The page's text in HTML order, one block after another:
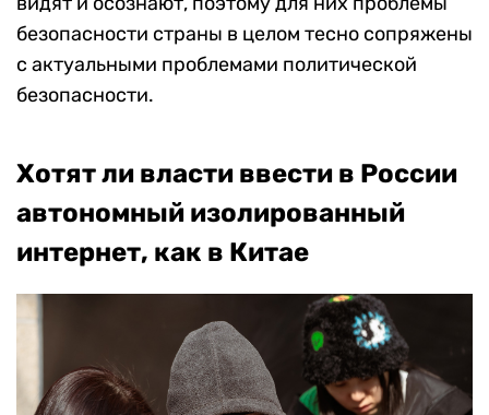
безопасности страны в целом тесно сопряжены
с актуальными проблемами политической
безопасности.
Хотят ли власти ввести в России
автономный изолированный
интернет, как в Китае